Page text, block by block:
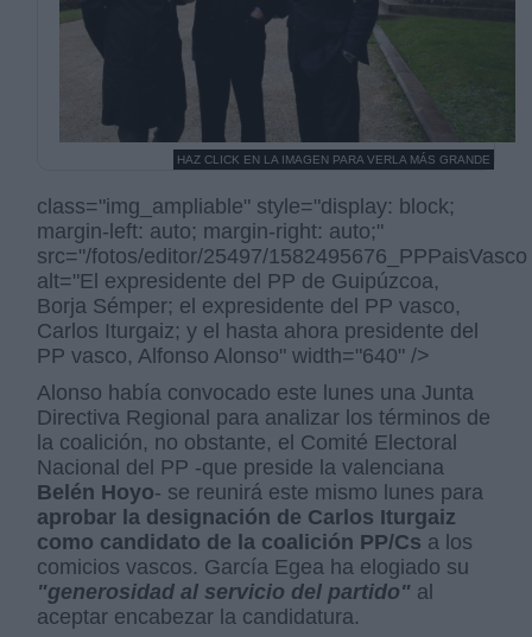
HAZ CLICK EN LA IMAGEN PARA VERLA MÁS GRANDE
class="img_ampliable" style="display: block;
margin-left: auto; margin-right: auto;"
src="/fotos/editor/25497/
alt="El expresidente del PP de Guipúzcoa,
Borja Sémper; el expresidente del PP vasco,
Carlos Iturgaiz; y el hasta ahora presidente del
PP vasco, Alfonso Alonso" width="640" />
Alonso había convocado este lunes una Junta
Directiva Regional para analizar los términos de
la coalición, no obstante, el Comité Electoral
Nacional del PP -que preside la valenciana
Belén Hoyo- se reunirá este mismo lunes para
aprobar la designación de Carlos Iturgaiz
como candidato de la coalición PP/Cs a los
comicios vascos. García Egea ha elogiado su
"generosidad al servicio del partido" al
aceptar encabezar la candidatura.